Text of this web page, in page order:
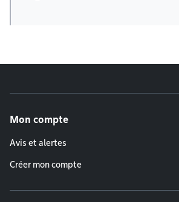
Mon compte
Avis et alertes
Créer mon compte